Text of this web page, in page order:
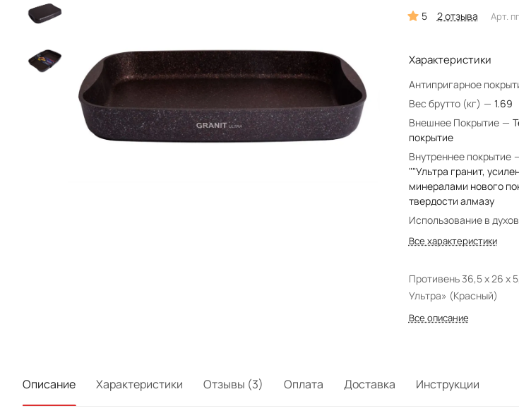
5 2 отзыва Арт.
Характеристики
Антипригарное
Вес брутто (кг) — 1.69
Внешнее Покрытие —
покрытие
Внутреннее покрытие
""Ультра гранит,
минералами нового
твердости алмазу
Использование в
Все характеристики
Противень 36,5 x 26 x
Ультра» (Красный)
Все описание
Описание Характеристики Отзывы (3) Оплата Доставка Инструкции